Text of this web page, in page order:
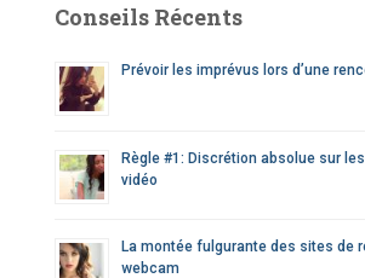
r
h
e
Conseils Récents
Prévoir les imprévus lors d’une
Règle #1: Discrétion absolue sur
vidéo
La montée fulgurante des sites de
webcam